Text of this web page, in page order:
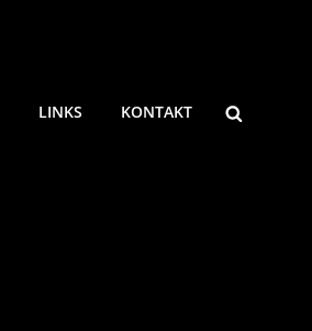
LINKS KONTAKT